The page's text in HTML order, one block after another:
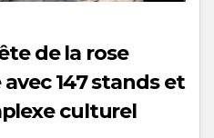
de la rose
147 stands et
culturel